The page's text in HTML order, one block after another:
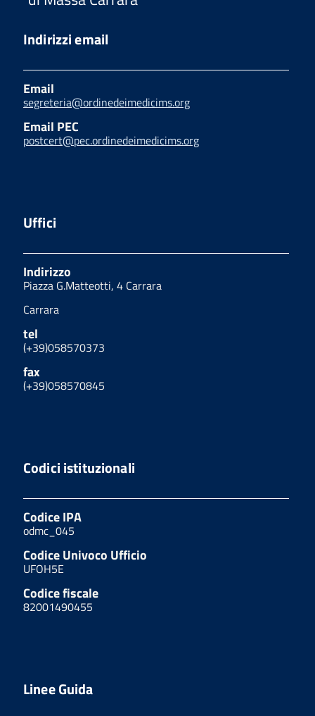
Indirizzi email
Email
segreteria@ordinedeimedicims.org
Email PEC
postcert@pec.ordinedeimedicims.org
Uffici
Indirizzo
Piazza G.Matteotti, 4 Carrara
Carrara
tel
(+39)058570373
fax
(+39)058570845
Codici istituzionali
Codice IPA
odmc_045
Codice Univoco Ufficio
UFOH5E
Codice fiscale
82001490455
Linee Guida